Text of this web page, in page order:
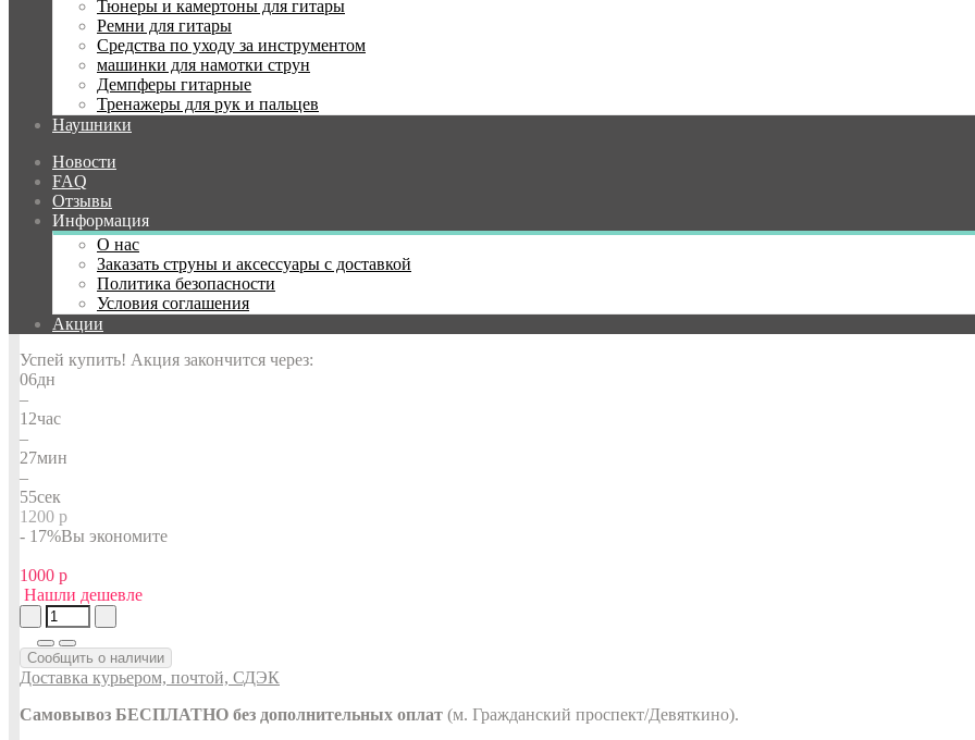
Тюнеры и камертоны для гитары
Ремни для гитары
Средства по уходу за инструментом
машинки для намотки струн
Демпферы гитарные
Тренажеры для рук и пальцев
Наушники
Новости
FAQ
Отзывы
Информация
О нас
Заказать струны и аксессуары с доставкой
Политика безопасности
Условия соглашения
Акции
Джеки Прямой-Прямой
Джеки разборные Да
Длина 6 м
Производитель
Производители
Наличие:Нет в наличии
IP-201PR 6M BK
Успей купить! Акция закончится через:
06дн
–
12час
–
27мин
–
54сек
1200 р
- 17%Вы экономите
1000 р
Нашли дешевле
Сообщить о наличии
Доставка курьером, почтой, СДЭК
Самовывоз БЕСПЛАТНО без дополнительных оплат (м. Гражданский проспект/Девяткино).